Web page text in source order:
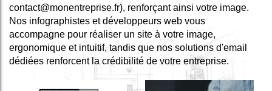
contact@monentreprise.fr), renforçant ainsi votre image.
Nos infographistes et développeurs web vous
accompagne pour réaliser un site à votre image,
ergonomique et intuitif, tandis que nos solutions d'email
dédiées renforcent la crédibilité de votre entreprise.